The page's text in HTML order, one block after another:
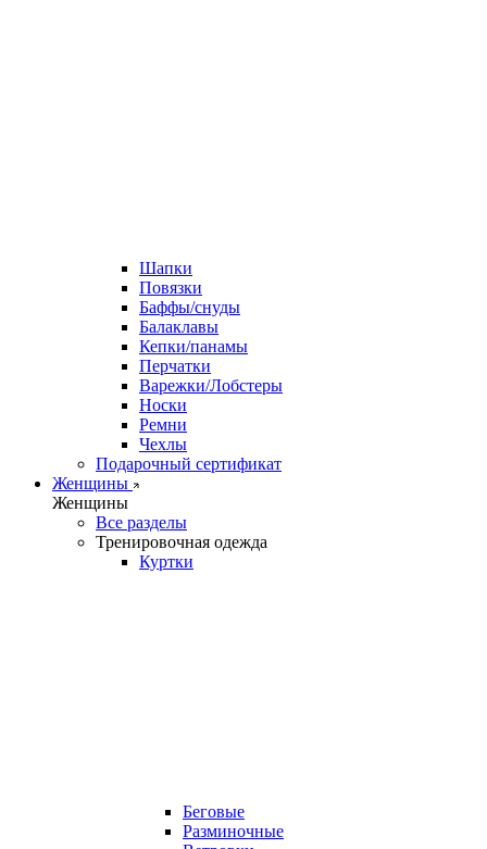
Шапки
Повязки
Баффы/снуды
Балаклавы
Кепки/панамы
Перчатки
Варежки/Лобстеры
Носки
Ремни
Чехлы
Подарочный сертификат
Женщины
Женщины
Все разделы
Тренировочная одежда
Куртки
Беговые
Разминочные